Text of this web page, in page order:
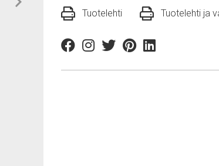
Tuotelehti Tuotelehti ja
FacebookInstagram
TwitterPinterestLinkedin